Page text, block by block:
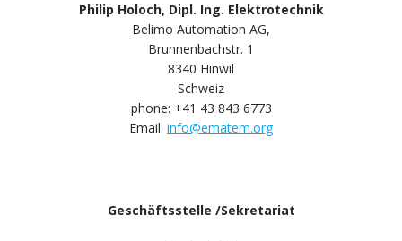
Philip Holoch, Dipl. Ing. Elektrotechnik
Belimo Automation AG,
Brunnenbachstr. 1
8340 Hinwil
Schweiz
phone: +41 43 843 6773
Email: info@ematem.org
Geschäftsstelle /Sekretariat